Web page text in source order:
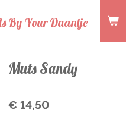
By Your Daantje
Muts Sandy
€ 14,50